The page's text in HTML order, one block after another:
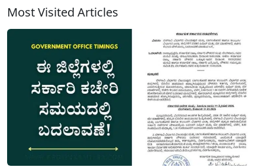
ವರ್ಷಕ್ಕೆ...
Most Visited Articles